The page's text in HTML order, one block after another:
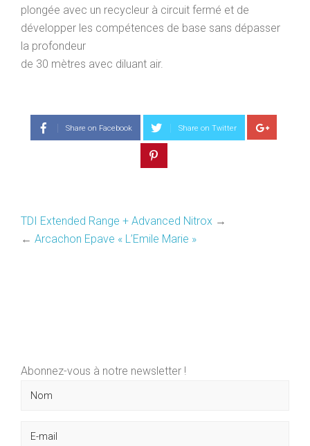
plongée avec un recycleur à circuit fermé et de
développer les compétences de base sans dépasser
la profondeur
de 30 mètres avec diluant air.
Share on Facebook Share on Twitter
TDI Extended Range + Advanced Nitrox →
← Arcachon Epave « L’Emile Marie »
Abonnez-vous à notre newsletter !